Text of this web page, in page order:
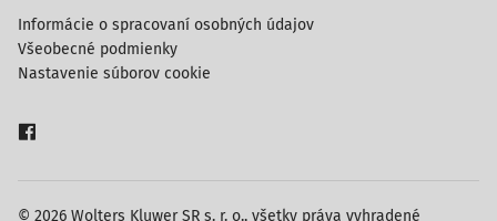
© 2026 Wolters Kluwer SR s. r. o., všetky práva vyhradené
Informácie o spracovaní osobných údajov
Všeobecné podmienky
Nastavenie súborov cookie